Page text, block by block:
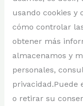
usando cookies y
cómo controlar
obtener más
almacenamos y
personales,
o retirar su